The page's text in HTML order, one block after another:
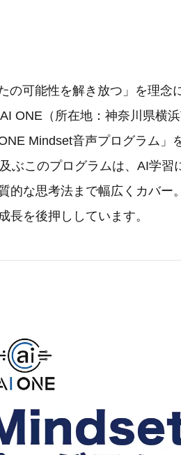
の可能性を解き放つ」を理念
ONE（所在地：神奈川県横
Mindset音声プログラム」
ぶこのプログラムは、AI学習
的な思考法まで幅広くカバー
長を後押ししています。